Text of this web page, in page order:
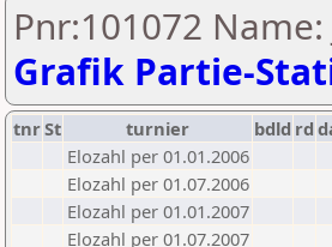
Pnr:101072
Grafik Partie-
tnrSt turnier bdld rd
Elozahl per 01.01.2006
Elozahl per 01.07.2006
Elozahl per 01.01.2007
Elozahl per 01.07.2007